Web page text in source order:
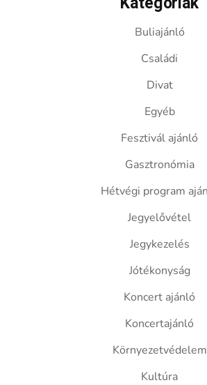
Buliajánló
Családi
Divat
Egyéb
Fesztivál ajánló
Gasztronómia
Hétvégi program
Jegyelővétel
Jegykezelés
Jótékonyság
Koncert ajánló
Koncertajánló
Környezetvédelem
Kultúra